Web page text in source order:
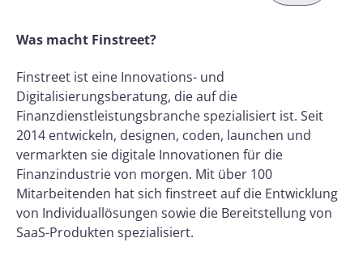
Was macht Finstreet?
Finstreet ist eine Innovations- und
Digitalisierungsberatung, die auf die
Finanzdienstleistungsbranche spezialisiert ist. Seit
2014 entwickeln, designen, coden, launchen und
vermarkten sie digitale Innovationen für die
Finanzindustrie von morgen. Mit über 100
Mitarbeitenden hat sich finstreet auf die Entwicklung
von Individuallösungen sowie die Bereitstellung von
SaaS-Produkten spezialisiert.